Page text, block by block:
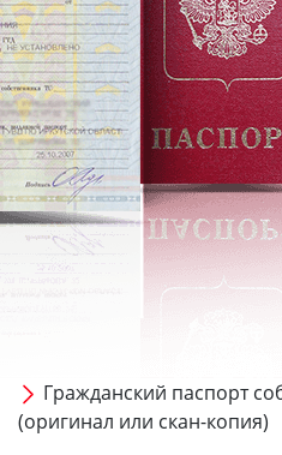
Гражданский паспорт
(оригинал или скан-копия)